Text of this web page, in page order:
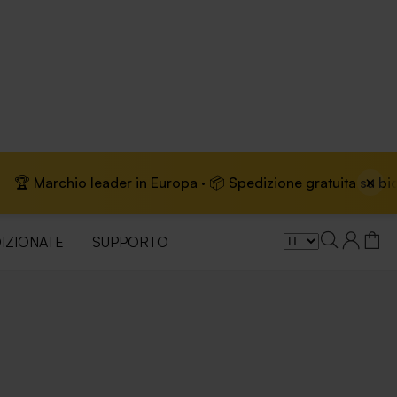
leader in Europa · 📦 Spedizione gratuita su ×
SUPPORTO